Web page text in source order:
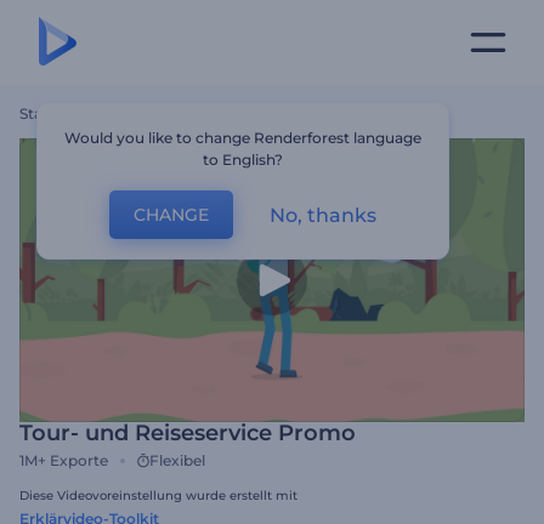
Startseite
Tour- und Reiseservice Promo
1M+ Exporte Flexibel
Diese Videovoreinstellung wurde erstellt mit
Erklärvideo-Toolkit
Would you like to change Renderforest language
to English?
CHANGE No, thanks